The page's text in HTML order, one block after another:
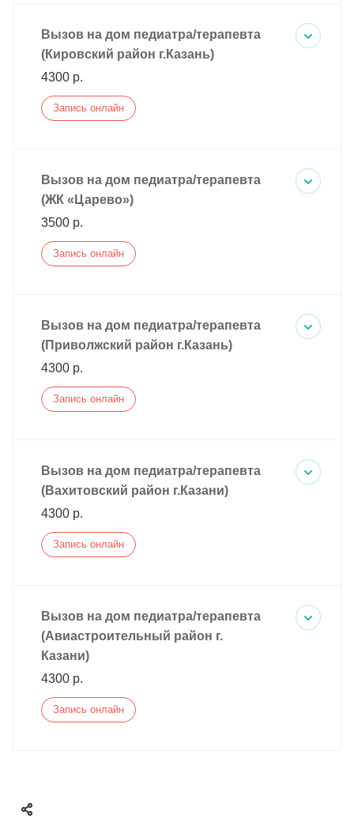
Вызов на дом педиатра/терапевта
(Кировский район г.Казань)
4300 р.
Запись онлайн
Вызов на дом педиатра/терапевта
(ЖК «Царево»)
3500 р.
Запись онлайн
Вызов на дом педиатра/терапевта
(Приволжский район г.Казань)
4300 р.
Запись онлайн
Вызов на дом педиатра/терапевта
(Вахитовский район г.Казани)
4300 р.
Запись онлайн
Вызов на дом педиатра/терапевта
(Авиастроительный район г.
Казани)
4300 р.
Запись онлайн